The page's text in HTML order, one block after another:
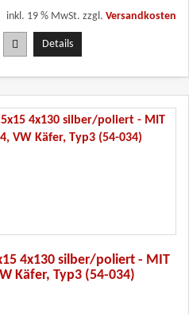
inkl. 19 % MwSt. zzgl. Versandkosten
Details
4x130 silber/poliert - MIT
Käfer, Typ3 (54-034)